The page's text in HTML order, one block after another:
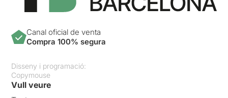
Canal oficial de venta
Compra 100% segura
Disseny i programació:
Copymouse
Vull veure